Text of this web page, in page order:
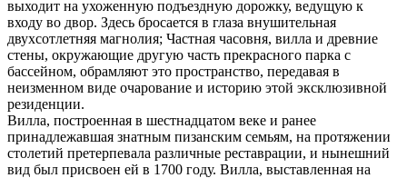
выходит на ухоженную подъездную дорожку, ведущую к
входу во двор. Здесь бросается в глаза внушительная
двухсотлетняя магнолия; Частная часовня, вилла и древние
стены, окружающие другую часть прекрасного парка с
бассейном, обрамляют это пространство, передавая в
неизменном виде очарование и историю этой эксклюзивной
резиденции.
Вилла, построенная в шестнадцатом веке и ранее
принадлежавшая знатным пизанским семьям, на протяжении
столетий претерпевала различные реставрации, и нынешний
вид был присвоен ей в 1700 году. Вилла, выставленная на